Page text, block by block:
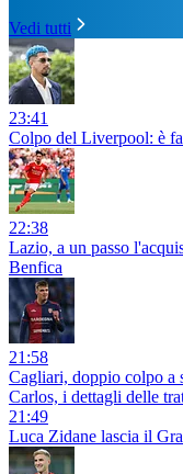
Vedi tutti
23:41
Colpo del Liverpool: è
22:38
Lazio, a un passo
Benfica
21:58
Cagliari, doppio colpo a
Carlos, i dettagli delle
21:49
Luca Zidane lascia il